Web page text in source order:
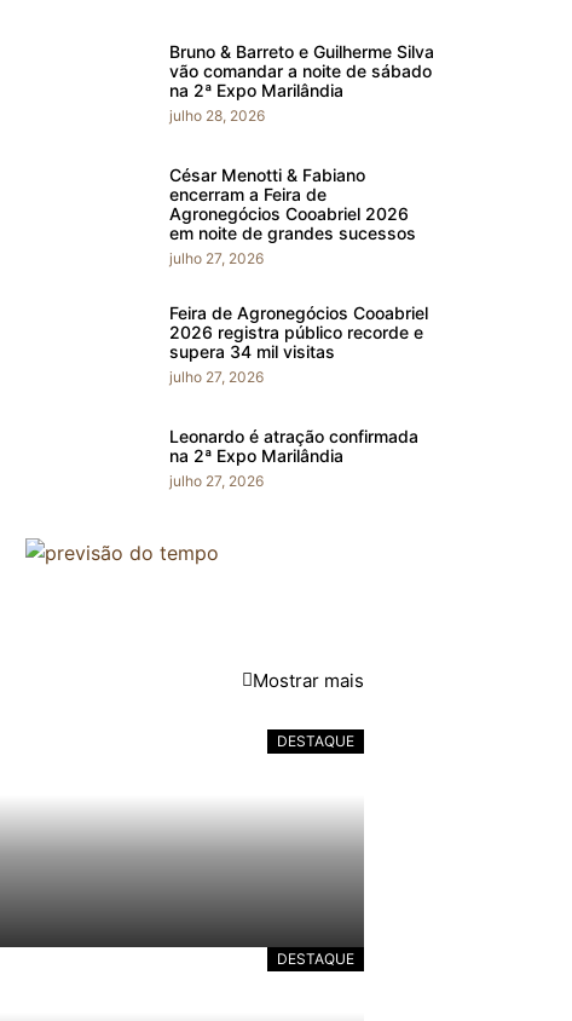
Bruno & Barreto e Guilherme Silva
vão comandar a noite de sábado
na 2ª Expo Marilândia
julho 28, 2026
César Menotti & Fabiano
encerram a Feira de
Agronegócios Cooabriel 2026
em noite de grandes sucessos
julho 27, 2026
Feira de Agronegócios Cooabriel
2026 registra público recorde e
supera 34 mil visitas
julho 27, 2026
Leonardo é atração confirmada
na 2ª Expo Marilândia
julho 27, 2026
Mostrar mais
DESTAQUE
DESTAQUE